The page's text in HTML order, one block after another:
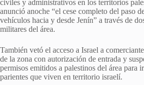
civiles y administrativos en los territorios
anunció anoche “el cese completo del paso
vehículos hacia y desde Jenín” a través de
militares del área.
También vetó el acceso a Israel a
de la zona con autorización de entrada y
permisos emitidos a palestinos del área para
parientes que viven en territorio israelí.